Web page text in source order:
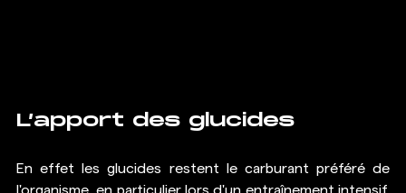
L’apport des glucides
En effet les glucides restent le carburant préféré de
l'organisme, en particulier lors d'un entraînement intensif.